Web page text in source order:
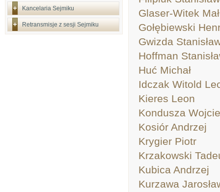
Kancelaria Sejmiku
Retransmisje z sesji Sejmiku
Glaser-Witek
Gołębiewski
Gwizda
Hoffman
Huć Michał
Idczak Witold
Kieres Leon
Kondusza
Kosiór Andrzej
Krygier Piotr
Krzakowski
Kubica Andrzej
Kurzawa